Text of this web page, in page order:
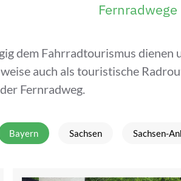
Fernradwege
dem Fahrradtourismus dienen
auch als touristische
Fernradweg.
Bayern Sachsen Sachsen-